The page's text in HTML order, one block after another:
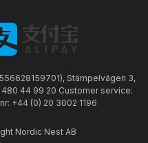
Stämpelvägen 3,
44 99 20 Customer service:
+44 (0) 20 3002 1196
Nordic Nest AB